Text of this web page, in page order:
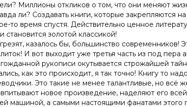
Миллионы откликов о том, что они меняют
ли? Создавать книги, которые закрепляются
время спустя. Действительно ценное
золотой классикой!
казалось бы, большинство современников!
И вот выходит уже третья часть из под пера
рукописи окутывается строжайшей
как это происходит, я так точно! Книгу то
Это такие не менее талантливые, но всё
новое произведение, наделяют его
машиной, а самыми настоящими фанатами этого